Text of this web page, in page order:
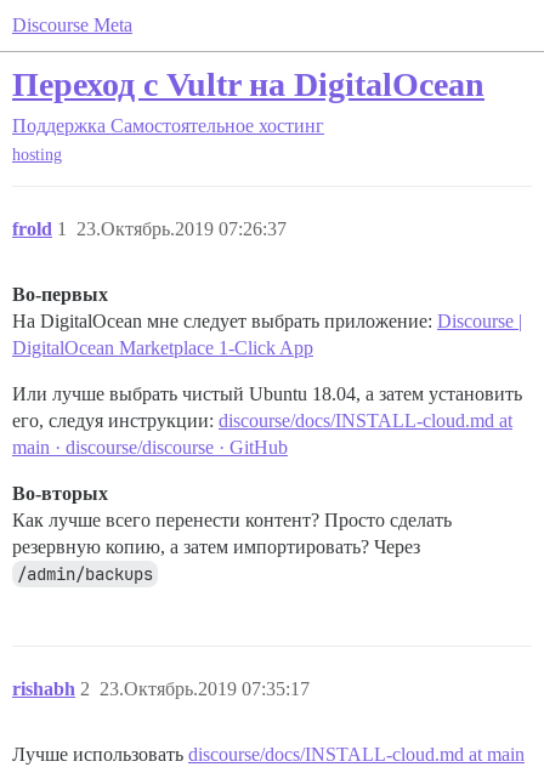
Discourse Meta
Переход с Vultr на DigitalOcean
Поддержка Самостоятельное хостинг
hosting
frold 23.Октябрь.2019 07:26:37
1
Во-первых
На DigitalOcean мне следует выбрать приложение: Discourse |
DigitalOcean Marketplace 1-Click App
Или лучше выбрать чистый Ubuntu 18.04, а затем установить
его, следуя инструкции: discourse/docs/INSTALL-cloud.md at
main · discourse/discourse · GitHub
Во-вторых
Как лучше всего перенести контент? Просто сделать
резервную копию, а затем импортировать? Через
/admin/backups
rishabh 23.Октябрь.2019 07:35:17
2
Лучше использовать discourse/docs/INSTALL-cloud.md at main